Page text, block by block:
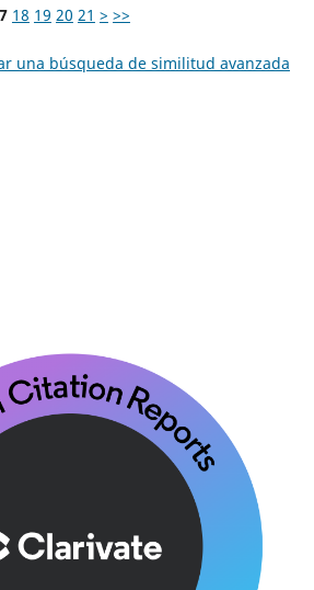
18 19 20 21 > >>
una búsqueda de similitud avanzada